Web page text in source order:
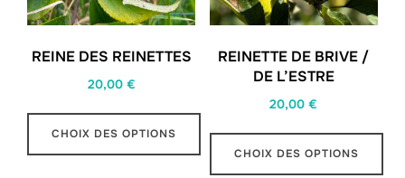
être
choisies
sur
la
page
du
produit
être
choisies
sur
la
page
du
REINE DES REINETTES
20,00 €
CHOIX DES OPTIONS
REINETTE DE BRIVE /
DE L’ESTRE
20,00€
CHOIX DES OPTIONS